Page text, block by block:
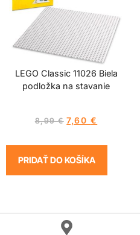
LEGO Classic 11026 Biela
podložka na stavanie
8,99€ 7,60 €
PRIDAŤ DO KOŠÍKA